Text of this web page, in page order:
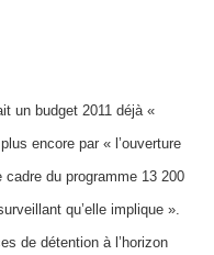
un budget 2011 déjà «
encore par « l’ouverture
du programme 13 200
qu’elle implique ».
de détention à l’horizon